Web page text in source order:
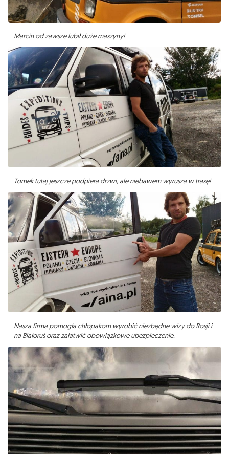
Marcin od zawsze lubił duże maszyny!
Tomek tutaj jeszcze podpiera drzwi, ale niebawem wyrusza w trasę!
Nasza firma pomogła chłopakom wyrobić niezbędne wizy do Rosji i
na Białoruś oraz załatwić obowiązkowe ubezpieczenie.